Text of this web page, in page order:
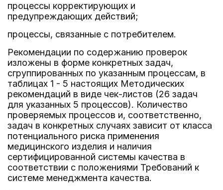
процессы корректирующих и
предупреждающих действий;
процессы, связанные с потребителем.
Рекомендации по содержанию проверок
изложены в форме конкретных задач,
сгруппированных по указанным процессам, в
таблицах 1 - 5 настоящих Методических
рекомендаций в виде чек-листов (26 задач
для указанных 5 процессов). Количество
проверяемых процессов и, соответственно,
задач в конкретных случаях зависит от класса
потенциального риска применения
медицинского изделия и наличия
сертифицированной системы качества в
соответствии с положениями Требований к
системе менеджмента качества.